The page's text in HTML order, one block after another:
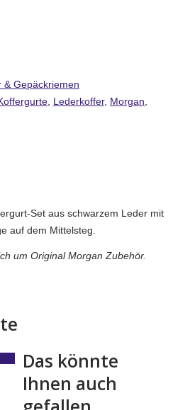
& Gepäckriemen
Lederkoffer, Morgan
Set aus schwarzem Leder mit
auf dem Mittelsteg.
um Original Morgan Zubehör.
Das könnte
Ihnen auch